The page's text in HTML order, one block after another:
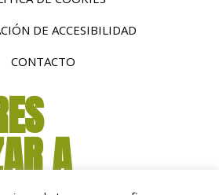
DE ACCESIBILIDAD
CONTACTO
A